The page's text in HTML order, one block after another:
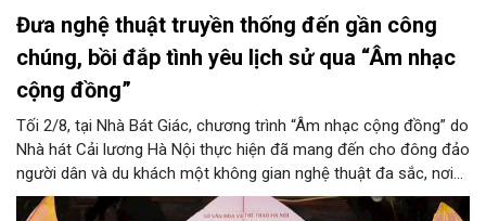
Đưa nghệ thuật truyền thống đến gần công
chúng, bồi đắp tình yêu lịch sử qua “Âm nhạc
cộng đồng”
Tối 2/8, tại Nhà Bát Giác, chương trình “Âm nhạc cộng đồng” do
Nhà hát Cải lương Hà Nội thực hiện đã mang đến cho đông đảo
người dân và du khách một không gian nghệ thuật đa sắc, nơi
những làn điệu cải lương, ca cổ, tân cổ và các tiết mục múa